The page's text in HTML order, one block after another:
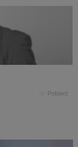
Pobierz